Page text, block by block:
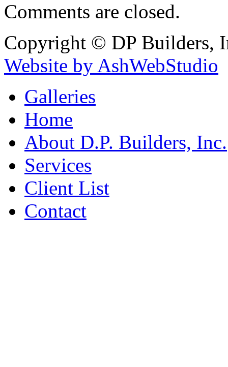
Comments are closed.
Copyright © DP Builders,
Website by AshWebStudio
Galleries
Home
About D.P. Builders, Inc.
Services
Client List
Contact